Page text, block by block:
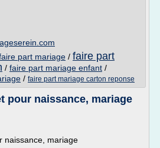
part mariage / faire part
/ faire part mariage enfant /
/ faire part mariage carton reponse
pour naissance, mariage
naissance, mariage